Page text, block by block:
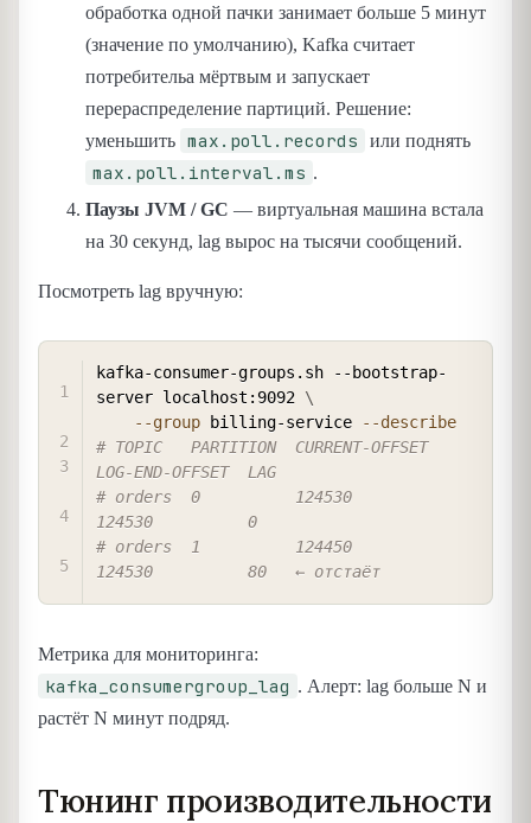
обработка одной пачки занимает больше 5 минут
(значение по умолчанию), Kafka считает
потребительа мёртвым и запускает
перераспределение партиций. Решение:
уменьшить max.poll.records или поднять
max.poll.interval.ms .
Паузы JVM / GC — виртуальная машина встала
на 30 секунд, lag вырос на тысячи сообщений.
Посмотреть lag вручную:
kafka-consumer-groups.sh --bootstrap-
server localhost:9092 \
--group billing-service
--describe
# TOPIC   PARTITION  CURRENT-OFFSET
LOG-END-OFFSET  LAG
# orders  0          124530
124530          0
# orders  1          124450
124530          80   ← отстаёт
Метрика для мониторинга:
kafka_consumergroup_lag . Алерт: lag больше N и
растёт N минут подряд.
Тюнинг производительности